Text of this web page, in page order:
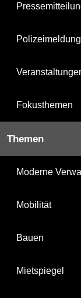
Fokusthemen
Themen
Moderne
Mobilität
Bauen
Mietspiegel